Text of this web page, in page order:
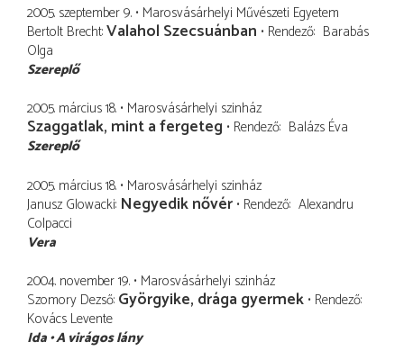
2005. szeptember 9. Marosvásárhelyi Művészeti Egyetem
Bertolt Brecht Valahol Szecsuánban Rendező Barabás
Olga
Szereplő
2005. március 18. Marosvásárhelyi szinház
Szaggatlak, mint a fergeteg Rendező Balázs Éva
Szereplő
2005. március 18. Marosvásárhelyi szinház
Janusz Glowacki Negyedik nővér Rendező Alexandru
Colpacci
Vera
2004. november 19. Marosvásárhelyi szinház
Szomory Dezső Györgyike, drága gyermek Rendező
Kovács Levente
Ida A virágos lány